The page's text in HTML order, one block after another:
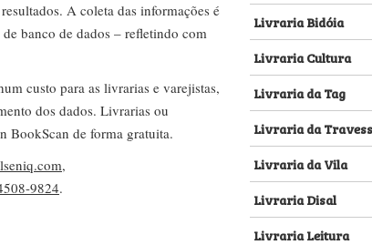
A coleta das informações é
banco de dados – refletindo com
custo para as livrarias e varejistas,
dos dados. Livrarias ou
BookScan de forma gratuita.
,
9824.
Livraria Bidóia
Livraria Cultura
Livraria da Tag
Livraria da
Livraria da Vila
Livraria Disal
Livraria Leitura